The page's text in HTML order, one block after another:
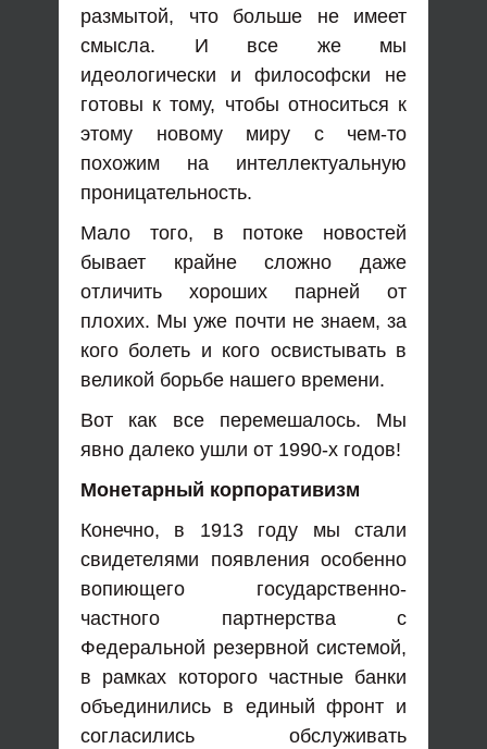
размытой, что больше не имеет
смысла. И все же мы
идеологически и философски не
готовы к тому, чтобы относиться к
этому новому миру с чем-то
похожим на интеллектуальную
проницательность.
Мало того, в потоке новостей
бывает крайне сложно даже
отличить хороших парней от
плохих. Мы уже почти не знаем, за
кого болеть и кого освистывать в
великой борьбе нашего времени.
Вот как все перемешалось. Мы
явно далеко ушли от 1990-х годов!
Монетарный корпоративизм
Конечно, в 1913 году мы стали
свидетелями появления особенно
вопиющего государственно-
частного партнерства с
Федеральной резервной системой,
в рамках которого частные банки
объединились в единый фронт и
согласились обслуживать